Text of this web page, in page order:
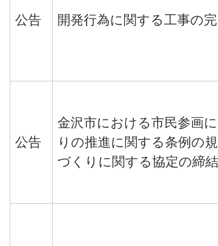
公告 開発行為に関する工事の
公告
金沢市における市民参画
りの推進に関する条例の
づくりに関する協定の締